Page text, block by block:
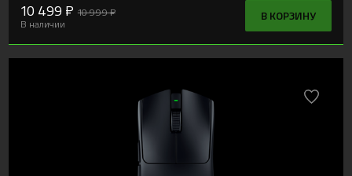
10 499 ₽ 10 999 ₽
В наличии
В КОРЗИНУ